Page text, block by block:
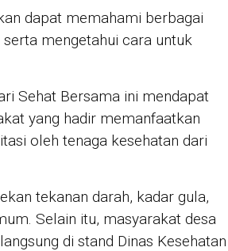
dapat memahami berbagai
mengetahui cara untuk
Sehat Bersama ini mendapat
yang hadir memanfaatkan
oleh tenaga kesehatan dari
tekanan darah, kadar gula,
Selain itu, masyarakat desa
di stand Dinas Kesehatan